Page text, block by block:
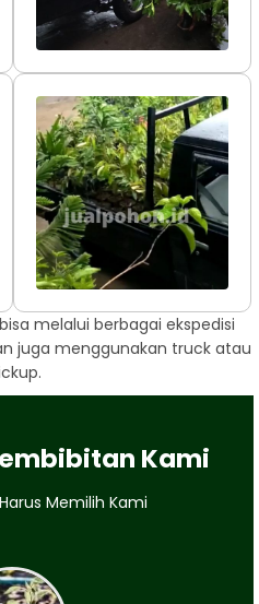
melalui berbagai ekspedisi
juga menggunakan truck atau
Kami
Memilih Kami